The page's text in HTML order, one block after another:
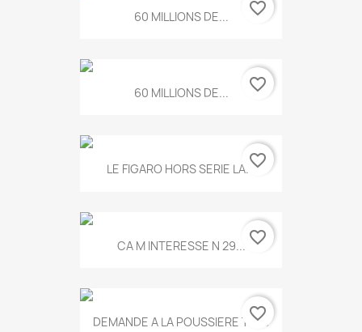
60 MILLIONS DE... favorite_border
60 MILLIONS DE... favorite_border
LE FIGARO HORS SERIE LA...favorite_border
CA M INTERESSE N 29... favorite_border
DEMANDE A LA POUSSIERE T.778
favorite_border